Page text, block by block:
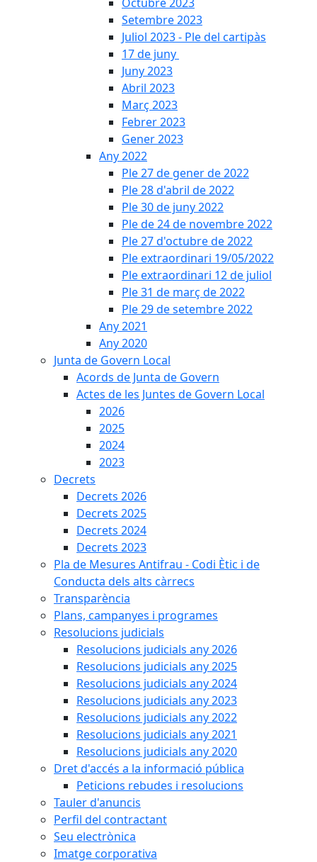
Setembre 2023
Juliol 2023 - Ple del cartipàs
17 de juny
Juny 2023
Abril 2023
Març 2023
Febrer 2023
Gener 2023
Any 2022
Ple 27 de gener de 2022
Ple 28 d'abril de 2022
Ple 30 de juny 2022
Ple de 24 de novembre 2022
Ple 27 d'octubre de 2022
Ple extraordinari 19/05/2022
Ple extraordinari 12 de juliol
Ple 31 de març de 2022
Ple 29 de setembre 2022
Any 2021
Any 2020
Junta de Govern Local
Acords de Junta de Govern
Actes de les Juntes de Govern Local
2026
2025
2024
2023
Decrets
Decrets 2026
Decrets 2025
Decrets 2024
Decrets 2023
Pla de Mesures Antifrau - Codi Ètic i de
Conducta dels alts càrrecs
Transparència
Plans, campanyes i programes
Resolucions judicials
Resolucions judicials any 2026
Resolucions judicials any 2025
Resolucions judicials any 2024
Resolucions judicials any 2023
Resolucions judicials any 2022
Resolucions judicials any 2021
Resolucions judicials any 2020
Dret d'accés a la informació pública
Peticions rebudes i resolucions
Tauler d'anuncis
Perfil del contractant
Seu electrònica
Imatge corporativa